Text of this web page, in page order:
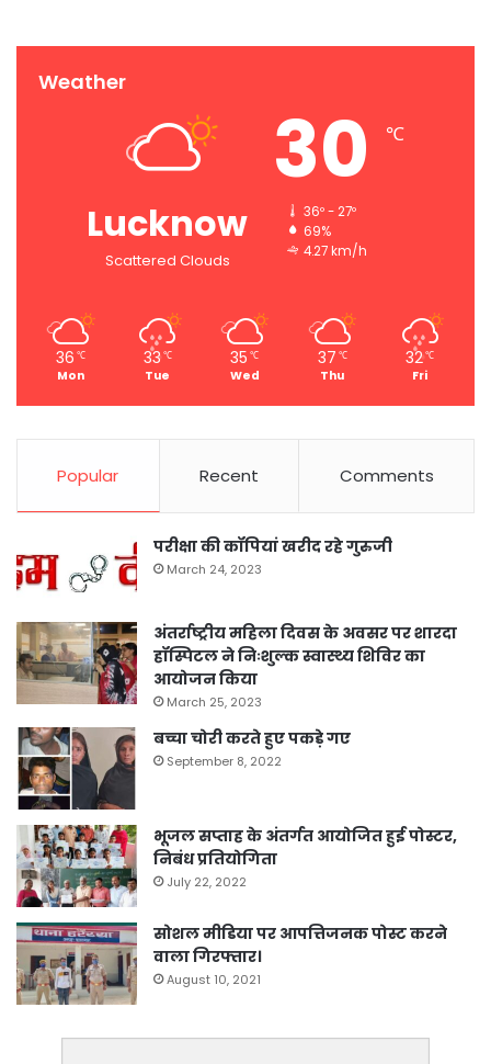
Weather
Lucknow
Scattered Clouds
30 ℃
36º - 27º
69%
4.27 km/h
36 ℃
Mon
33 ℃
Tue
35 ℃
Wed
37 ℃
Thu
32℃
Fri
Popular Recent Comments
परीक्षा की कॉपियां खरीद रहे गुरुजी
March 24, 2023
अंतर्राष्ट्रीय महिला दिवस के अवसर पर शारदा
हॉस्पिटल ने निःशुल्क स्वास्थ्य शिविर का
आयोजन किया
March 25, 2023
बच्चा चोरी करते हुए पकड़े गए
September 8, 2022
भूजल सप्ताह के अंतर्गत आयोजित हुई पोस्टर,
निबंध प्रतियोगिता
July 22, 2022
सोशल मीडिया पर आपत्तिजनक पोस्ट करने
वाला गिरफ्तार।
August 10, 2021